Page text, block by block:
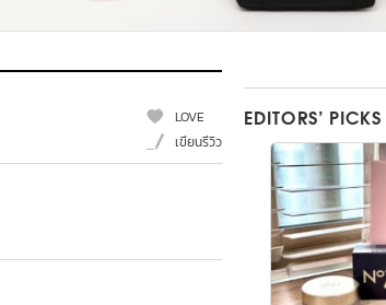
LOVE
เขียนรีวิว
EDITORS’ PICKS